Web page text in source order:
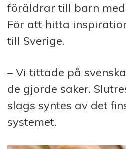
föräldrar till barn
För att hitta
till Sverige.
– Vi tittade på
de gjorde saker.
slags syntes av det
systemet.